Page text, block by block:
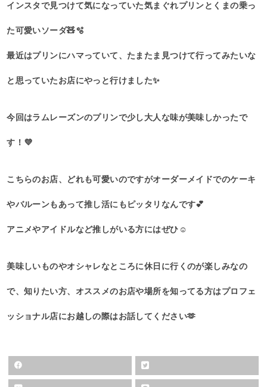
インスタで見つけて気になっていた気まぐれプリンとくまの乗っ
た可愛いソーダ🧸🫧
最近はプリンにハマっていて、たまたま見つけて行ってみたいな
と思っていたお店にやっと行けました✨
今回はラムレーズンのプリンで少し大人な味が美味しかったで
す！💜
こちらのお店、どれも可愛いのですがオーダーメイドでのケーキ
やバルーンもあって推し活にもピッタリなんです💕
アニメやアイドルなど推しがいる方にはぜひ☺️
美味しいものやオシャレなところに休日に行くのが楽しみなの
で、知りたい方、オススメのお店や場所を知ってる方はプロフェ
ッショナル店にお越しの際はお話してください🫶